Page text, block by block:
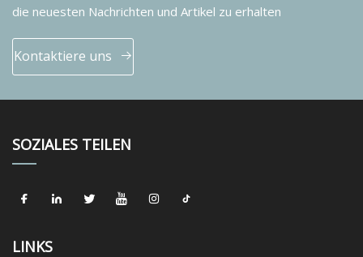
die neuesten Nachrichten und Artikel zu erhalten
Kontaktiere uns
SOZIALES TEILEN
LINKS